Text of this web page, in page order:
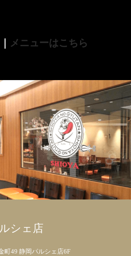
メニューはこちら
シェ店
町49 静岡パルシェ店6F